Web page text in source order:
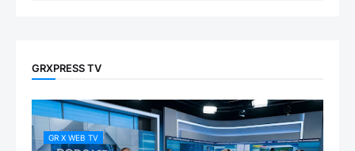
GRXPRESS TV
GR X WEB TV